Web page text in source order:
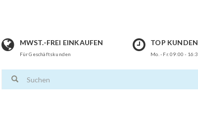
MWST.-FREI EINKAUFEN
Für Geschäftskunden
TOP
Mo. - Fr. 09:00 -